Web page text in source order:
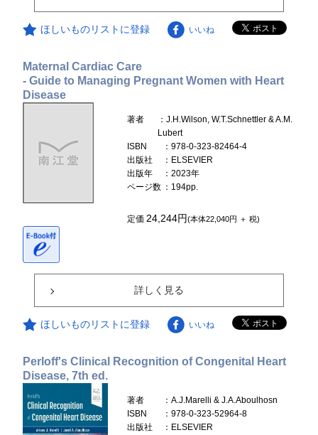
ほしいものリストに登録 いいね
Maternal Cardiac Care
- Guide to Managing Pregnant Women with Heart
Disease
著者
：J.H.Wilson, W.T.Schnettler & A.M.
Lubert
ISBN
：978-0-323-82464-4
出版社
：ELSEVIER
出版年
：2023年
ページ数 ：194pp.
定価24,244円(本体22,040円 ＋ 税)
詳しく見る
ほしいものリストに登録 いいね
Perloff's Clinical Recognition of Congenital Heart
Disease, 7th ed.
著者
：A.J.Marelli & J.A.Aboulhosn
ISBN
：978-0-323-52964-8
出版社
：ELSEVIER